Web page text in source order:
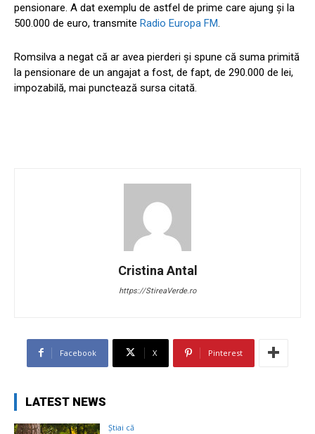
pensionare. A dat exemplu de astfel de prime care ajung și la
500.000 de euro, transmite Radio Europa FM.
Romsilva a negat că ar avea pierderi și spune că suma primită
la pensionare de un angajat a fost, de fapt, de 290.000 de lei,
impozabilă, mai punctează sursa citată.
Cristina Antal
https://StireaVerde.ro
Facebook X Pinterest
LATEST NEWS
Știai că